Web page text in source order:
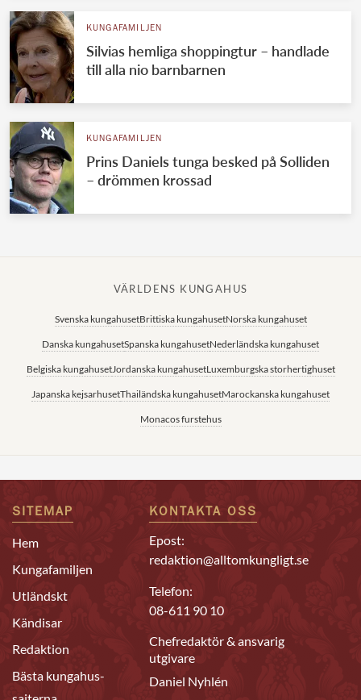
KUNGAFAMILJEN
Silvias hemliga shoppingtur – handlade
till alla nio barnbarnen
KUNGAFAMILJEN
Prins Daniels tunga besked på Solliden
– drömmen krossad
VÄRLDENS KUNGAHUS
Svenska kungahusetBrittiska kungahusetNorska kungahuset
Danska kungahusetSpanska kungahusetNederländska kungahuset
Belgiska kungahusetJordanska kungahusetLuxemburgska storhertighuset
Japanska kejsarhusetThailändska kungahusetMarockanska kungahuset
Monacos furstehus
SITEMAP
Hem
Kungafamiljen
Utländskt
Kändisar
Redaktion
Bästa kungahus-
KONTAKTA OSS
Epost:
redaktion@alltomkungligt.se
Telefon:
08-611 90 10
Chefredaktör & ansvarig
utgivare
Daniel Nyhlén